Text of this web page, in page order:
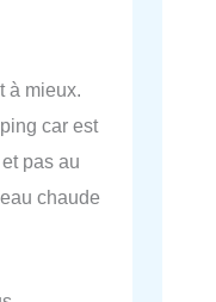
à mieux.
car est
pas au
chaude